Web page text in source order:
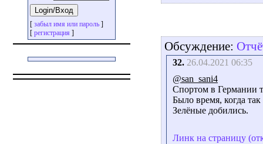
[ забыл имя или пароль ]
[ регистрация ]
Обсуждение:
32. 26.04.2021 06:35
@san_sani4
Спортом в Германии
Было время, когда
Зелёные добились.
Линк на страницу